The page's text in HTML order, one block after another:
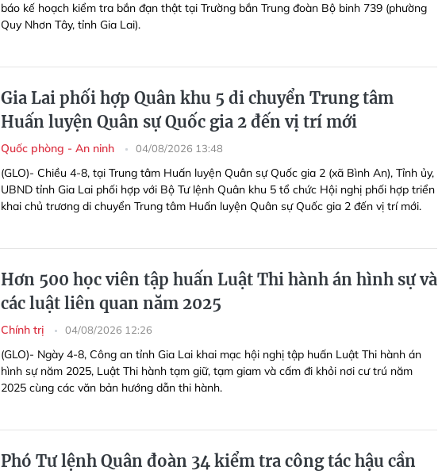
báo kế hoạch kiểm tra bắn đạn thật tại Trường bắn Trung đoàn Bộ binh 739 (phường
Quy Nhơn Tây, tỉnh Gia Lai).
Gia Lai phối hợp Quân khu 5 di chuyển Trung tâm
Huấn luyện Quân sự Quốc gia 2 đến vị trí mới
Quốc phòng - An ninh 04/08/2026 13:48
(GLO)- Chiều 4-8, tại Trung tâm Huấn luyện Quân sự Quốc gia 2 (xã Bình An), Tỉnh ủy,
UBND tỉnh Gia Lai phối hợp với Bộ Tư lệnh Quân khu 5 tổ chức Hội nghị phối hợp triển
khai chủ trương di chuyển Trung tâm Huấn luyện Quân sự Quốc gia 2 đến vị trí mới.
Hơn 500 học viên tập huấn Luật Thi hành án hình sự và
các luật liên quan năm 2025
Chính trị 04/08/2026 12:26
(GLO)- Ngày 4-8, Công an tỉnh Gia Lai khai mạc hội nghị tập huấn Luật Thi hành án
hình sự năm 2025, Luật Thi hành tạm giữ, tạm giam và cấm đi khỏi nơi cư trú năm
2025 cùng các văn bản hướng dẫn thi hành.
Phó Tư lệnh Quân đoàn 34 kiểm tra công tác hậu cần